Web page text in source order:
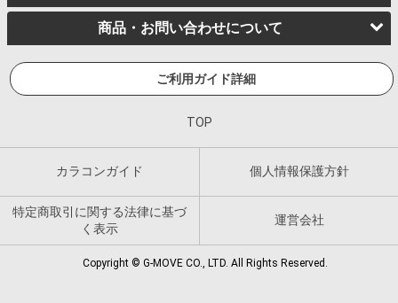
商品・お問い合わせについて
ご利用ガイド詳細
TOP
カラコンガイド 個人情報保護方針
特定商取引に関する法律に基づ
く表示
運営会社
Copyright © G-MOVE CO., LTD. All Rights Reserved.